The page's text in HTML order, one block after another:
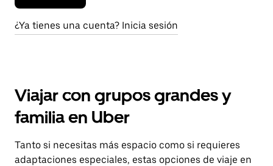
¿Ya tienes una cuenta? Inicia sesión
Viajar con grupos grandes y
familia en Uber
Tanto si necesitas más espacio como si requieres
adaptaciones especiales, estas opciones de viaje en